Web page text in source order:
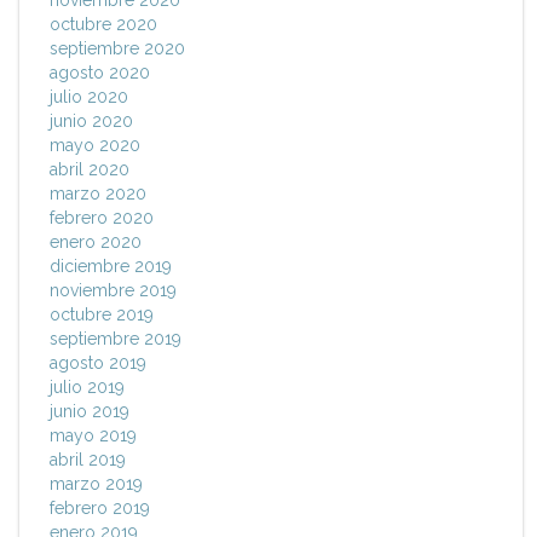
octubre 2020
septiembre 2020
agosto 2020
julio 2020
junio 2020
mayo 2020
abril 2020
marzo 2020
febrero 2020
enero 2020
diciembre 2019
noviembre 2019
octubre 2019
septiembre 2019
agosto 2019
julio 2019
junio 2019
mayo 2019
abril 2019
marzo 2019
febrero 2019
enero 2019